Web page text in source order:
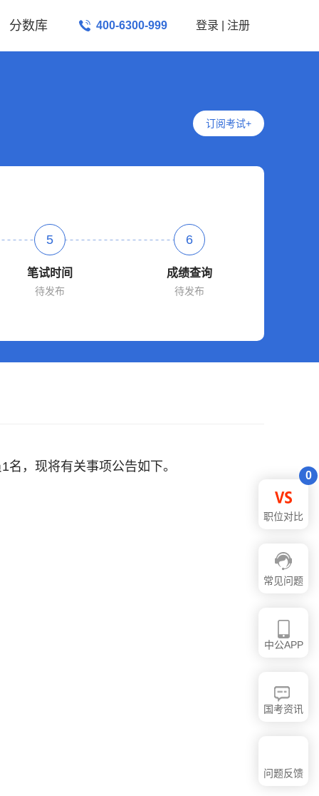
400-6300-999 登录 注册
分数库
订阅考试+
5
笔试时间
待发布
6
成绩查询
待发布
，现将有关事项公告如下。
0
职位对比
常见问题
中公APP
国考资讯
问题反馈